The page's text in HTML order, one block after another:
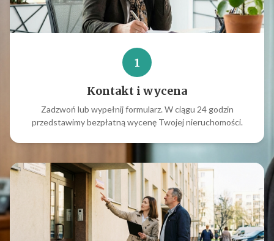
1
Kontakt i wycena
Zadzwoń lub wypełnij formularz. W ciągu 24 godzin
przedstawimy bezpłatną wycenę Twojej nieruchomości.